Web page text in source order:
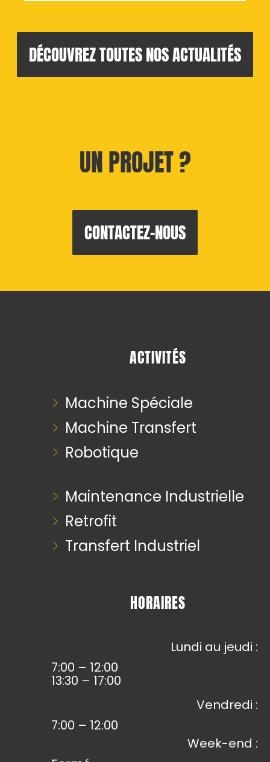
DÉCOUVREZ TOUTES NOS ACTUALITÉS
UN PROJET ?
CONTACTEZ-NOUS
ACTIVITÉS
Machine Spéciale
Machine Transfert
Robotique
Maintenance Industrielle
Retrofit
Transfert Industriel
HORAIRES
Lundi au jeudi :
7:00 – 12:00
13:30 – 17:00
Vendredi :
7:00 – 12:00
Week-end :